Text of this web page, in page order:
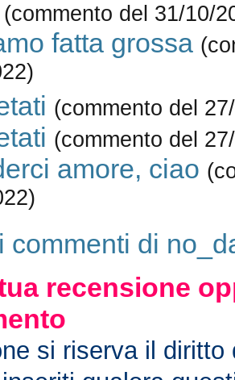
(commento del 31/10/
fatta grossa
(commento del
(commento del
amore, ciao
commenti di
recensione
si riserva il diritto